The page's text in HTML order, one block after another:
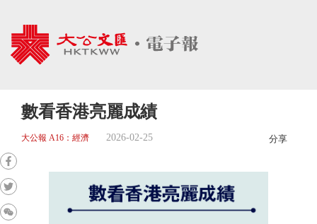
數看香港亮麗成績
大公報 A16：經濟 2026-02-25 分享